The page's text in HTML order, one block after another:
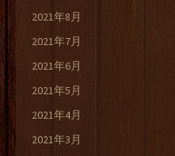
2021年8月
2021年7月
2021年6月
2021年5月
2021年4月
2021年3月